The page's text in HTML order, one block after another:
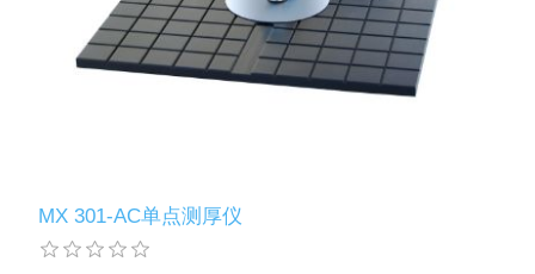
MX 301-AC单点测厚仪